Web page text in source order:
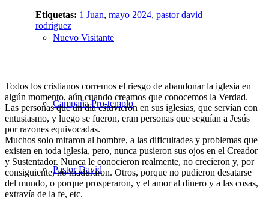
Nuevo Visitante
Campaña Pro-templo
Pastor David
Etiquetas: 1 Juan, mayo 2024, pastor david
rodriguez
Todos los cristianos corremos el riesgo de abandonar la iglesia en
algún momento, aún cuando creamos que conocemos la Verdad.
Las personas que un día estuvieron en sus iglesias, que servían con
entusiasmo, y luego se fueron, eran personas que seguían a Jesús
por razones equivocadas.
Muchos solo miraron al hombre, a las dificultades y problemas que
existen en toda iglesia, pero, nunca pusieron sus ojos en el Creador
y Sustentador. Nunca le conocieron realmente, no crecieron y, por
consiguiente, no maduraron. Otros, porque no pudieron desatarse
del mundo, o porque prosperaron, y el amor al dinero y a las cosas,
extravía de la fe, etc.